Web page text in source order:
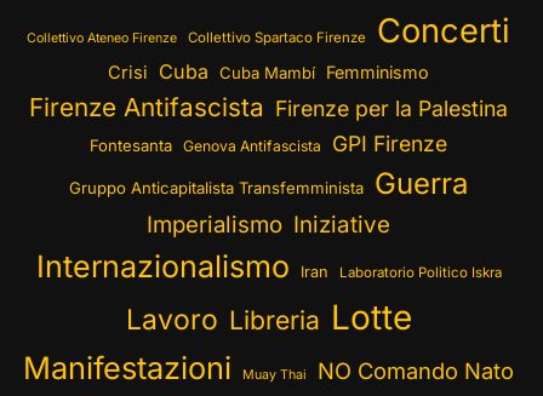
Collettivo Ateneo Firenze Collettivo Spartaco Firenze Concerti
Crisi Cuba Cuba Mambí Femminismo
Firenze Antifascista Firenze per la Palestina
Fontesanta Genova Antifascista GPI Firenze
Gruppo Anticapitalista Transfemminista Guerra
Imperialismo Iniziative
Internazionalismo Iran Laboratorio Politico Iskra
Lavoro Libreria Lotte
Manifestazioni Muay Thai NO Comando Nato